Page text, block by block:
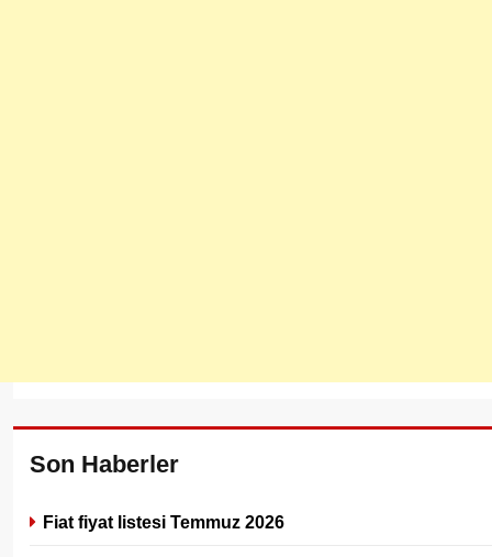
Son Haberler
Fiat fiyat listesi Temmuz 2026